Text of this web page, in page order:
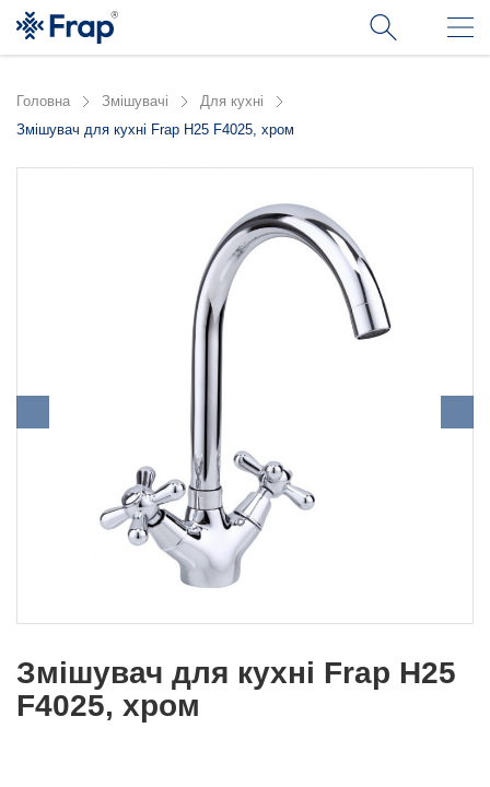
Головна Змішувачі
Для кухні
Змішувач для кухні Frap H25 F4025, хром
Змішувач для кухні Frap H25
F4025, хром